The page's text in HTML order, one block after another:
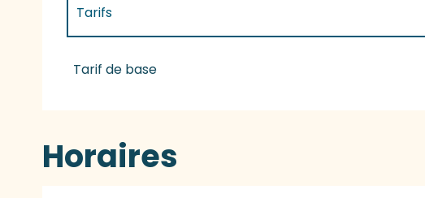
Tarifs
Tarifs 2027
Tarif de base
Horaires